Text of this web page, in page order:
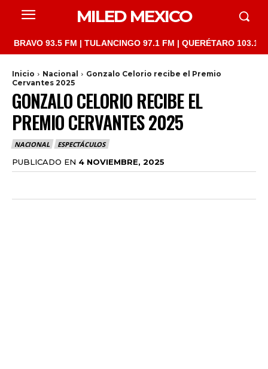
MILED MEXICO
93.5 FM | TULANCINGO 97.1 FM | QUERÉTARO 103.1 FM |
Inicio Nacional
Gonzalo Celorio recibe el Premio
Cervantes 2025
GONZALO CELORIO RECIBE EL
PREMIO CERVANTES 2025
NACIONAL ESPECTÁCULOS
PUBLICADO EN 4 NOVIEMBRE, 2025